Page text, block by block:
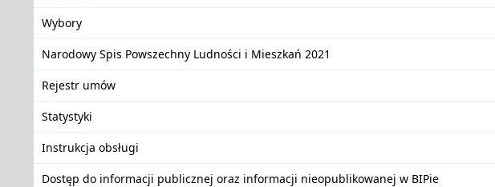
Wybory
Narodowy Spis Powszechny Ludności i Mieszkań 2021
Rejestr umów
Statystyki
Instrukcja obsługi
Dostęp do informacji publicznej oraz informacji nieopublikowanej w BIPie